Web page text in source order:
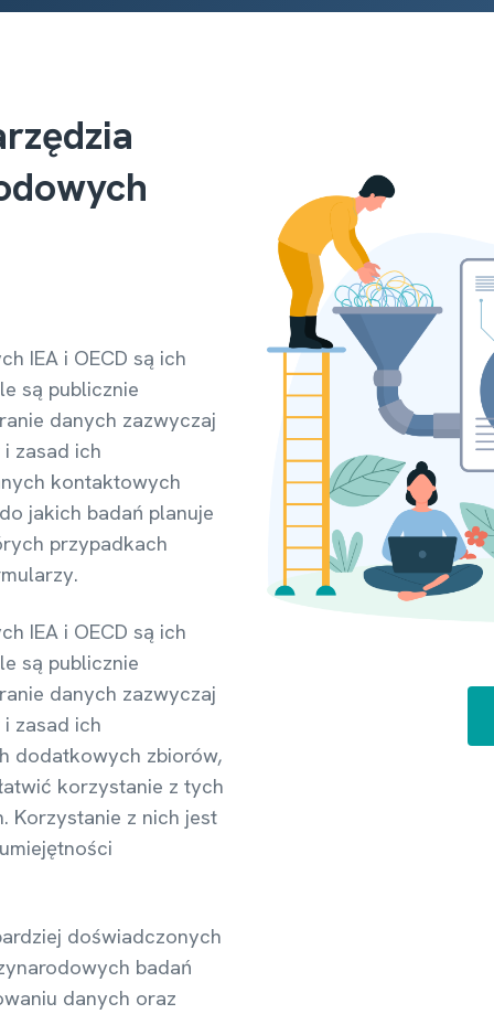
IEA i OECD są ich
są publicznie
danych zazwyczaj
zasad ich
kontaktowych
jakich badań planuje
przypadkach
IEA i OECD są ich
są publicznie
danych zazwyczaj
zasad ich
dodatkowych zbiorów,
korzystanie z tych
Korzystanie z nich jest
doświadczonych
badań
danych oraz